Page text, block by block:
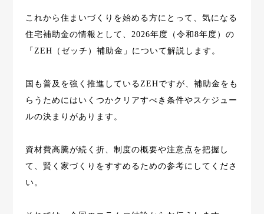
これから住まいづくりを始める方にとって、気になる
住宅補助金の情報として、2026年度（令和8年度）の
「ZEH（ゼッチ）補助金」について解説します。
国も普及を強く推進しているZEHですが、補助金をも
らうためにはいくつかクリアすべき条件やスケジュー
ルの決まりがあります。
資材費高騰が続く折、制度の概要や注意点を把握し
て、賢く家づくりをすすめるための参考にしてくださ
い。